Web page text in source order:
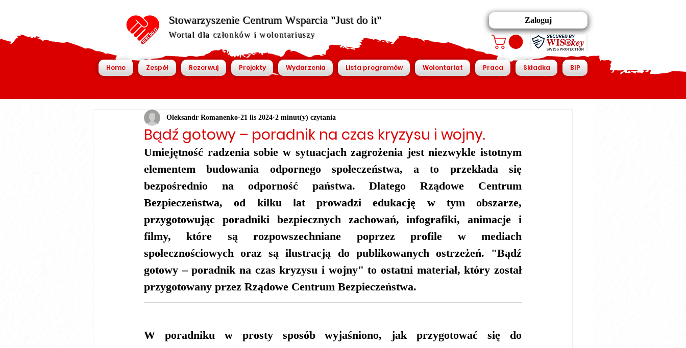
Stowarzyszenie Centrum Wsparcia "Just do it"
Wortal dla członków i wolontariuszy
Zaloguj
Home Zespół Rezerwuj Projekty Wydarzenia Lista programów Wolontariat Praca Składka BIP
Bądź gotowy – poradnik na czas kryzysu i wojny.
Oleksandr Romanenko 21 lis 2024 2 minut(y) czytania
Umiejętność radzenia sobie w sytuacjach zagrożenia jest niezwykle istotnym
elementem budowania odpornego społeczeństwa, a to przekłada się
bezpośrednio na odporność państwa. Dlatego Rządowe Centrum
Bezpieczeństwa, od kilku lat prowadzi edukację w tym obszarze,
przygotowując poradniki bezpiecznych zachowań, infografiki, animacje i
filmy, które są rozpowszechniane poprzez profile w mediach
społecznościowych oraz są ilustracją do publikowanych ostrzeżeń. "Bądź
gotowy – poradnik na czas kryzysu i wojny" to ostatni materiał, który został
przygotowany przez Rządowe Centrum Bezpieczeństwa.
W poradniku w prosty sposób wyjaśniono, jak przygotować się do